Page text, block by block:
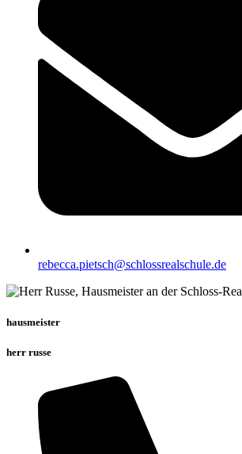
rebecca.pietsch@schlossrealschule.de
hausmeister
herr russe